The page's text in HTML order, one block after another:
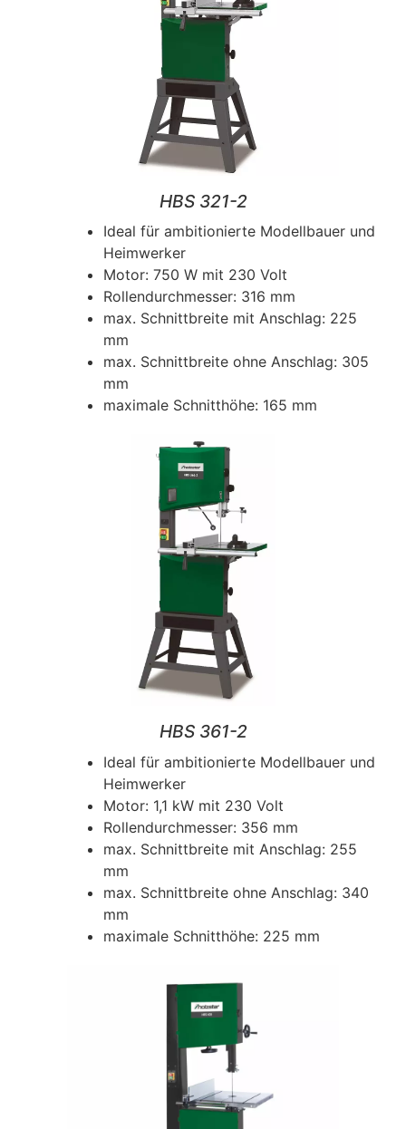
HBS 321-2
Ideal für ambitionierte Modellbauer und
Heimwerker
Motor: 750 W mit 230 Volt
Rollendurchmesser: 316 mm
max. Schnittbreite mit Anschlag: 225
mm
max. Schnittbreite ohne Anschlag: 305
mm
maximale Schnitthöhe: 165 mm
HBS 361-2
Ideal für ambitionierte Modellbauer und
Heimwerker
Motor: 1,1 kW mit 230 Volt
Rollendurchmesser: 356 mm
max. Schnittbreite mit Anschlag: 255
mm
max. Schnittbreite ohne Anschlag: 340
mm
maximale Schnitthöhe: 225 mm